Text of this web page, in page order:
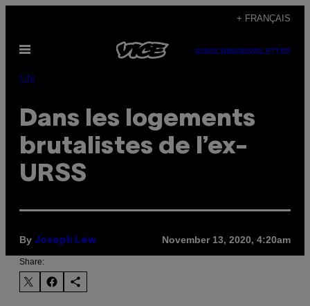
content
+ FRANÇAIS
Open
SUBSCRIBENEWSLETTER
Life
Dans les logements
brutalistes de l’ex-
URSS
By Joseph Lew November 13, 2020, 4:20am
Share: